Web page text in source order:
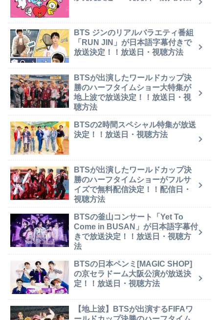
BTS ジンのリアルバラエティ番組
「RUN JIN」が日本語字幕付きで
放送決定！！放送日・視聴方法
BTSが出演したワールドカップ決
勝のハーフタイムショー大特集が
地上波で放送決定！！放送日・視
聴方法
BTSの2時間スペシャル特集が放送
決定！！放送日・視聴方法
BTSが出演したワールドカップ決
勝のハーフタイムショーがフルサ
イズで無料配信決定！！配信日・
視聴方法
BTSの釜山コンサート「Yet To
Come in BUSAN」が日本語字幕付
きで放送決定！！放送日・視聴方
法
BTSの日本ペンミ[MAGIC SHOP]
の京セラドーム大阪公演が放送決
定！！放送日・視聴方法
【地上波】BTSが出演するFIFAワ